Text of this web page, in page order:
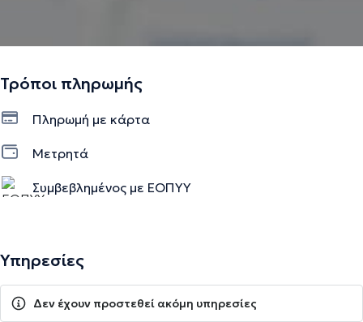
Τρόποι πληρωμής
Πληρωμή με κάρτα
Μετρητά
Συμβεβλημένος με ΕΟΠΥΥ
Υπηρεσίες
Δεν έχουν προστεθεί ακόμη υπηρεσίες